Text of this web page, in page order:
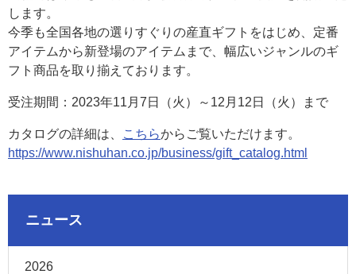
します。
今季も全国各地の選りすぐりの産直ギフトをはじめ、定番
アイテムから新登場のアイテムまで、幅広いジャンルのギ
フト商品を取り揃えております。
受注期間：2023年11月7日（火）～12月12日（火）まで
カタログの詳細は、 こちらからご覧いただけます。
https://www.nishuhan.co.jp/business/gift_catalog.html
ニュース
2026